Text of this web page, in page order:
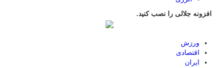
افزونه جلالی را نصب کنید.
ورزش
اقتصادی
ایران